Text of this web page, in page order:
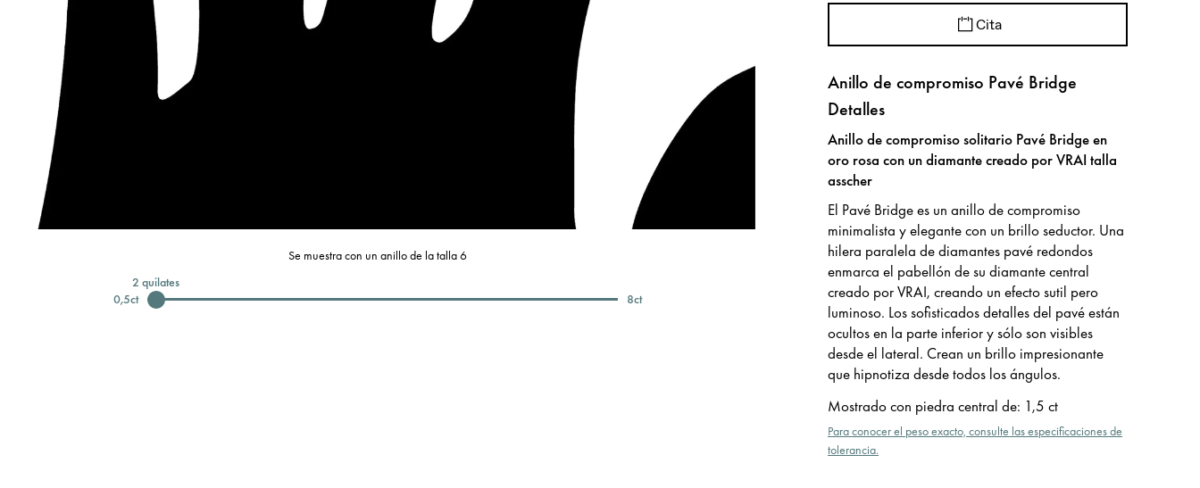
Se muestra con un anillo de la talla 6
0,5ct
2 quilates
8ct
Cita
Anillo de compromiso Pavé Bridge
Detalles
Anillo de compromiso solitario Pavé Bridge en
oro rosa con un diamante creado por VRAI talla
asscher
El Pavé Bridge es un anillo de compromiso
minimalista y elegante con un brillo seductor. Una
hilera paralela de diamantes pavé redondos
enmarca el pabellón de su diamante central
creado por VRAI, creando un efecto sutil pero
luminoso. Los sofisticados detalles del pavé están
ocultos en la parte inferior y sólo son visibles
desde el lateral. Crean un brillo impresionante
que hipnotiza desde todos los ángulos.
Mostrado con piedra central de: 1,5 ct
Para conocer el peso exacto, consulte las especificaciones de
tolerancia.